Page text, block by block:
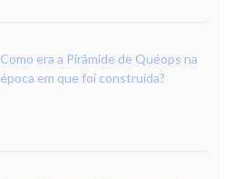
Como era a Pirâmide de Quéops na
época em que foi construída?